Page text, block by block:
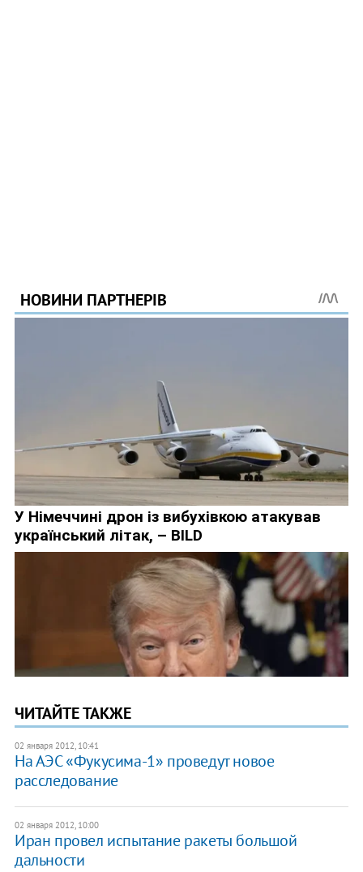
ЧИТАЙТЕ ТАКЖЕ
02 января 2012, 10:41
На АЭС «Фукусима-1» проведут новое
расследование
02 января 2012, 10:00
Иран провел испытание ракеты большой
дальности